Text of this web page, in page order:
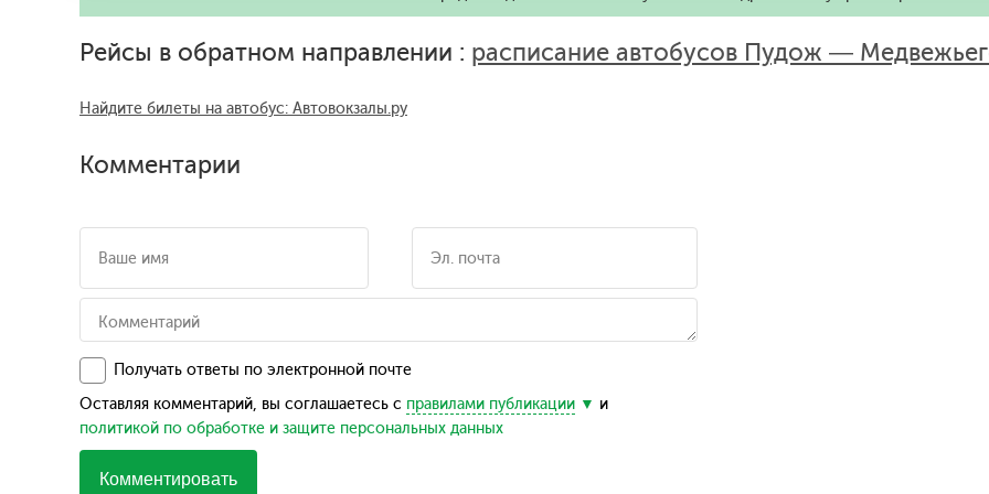
Рейсы в обратном направлении : расписание автобусов Пудож —
Найдите билеты на автобус: Автовокзалы.ру
Комментарии
Получать ответы по электронной почте
Оставляя комментарий, вы соглашаетесь с правилами публикации
и
политикой по обработке и защите персональных данных
Комментировать